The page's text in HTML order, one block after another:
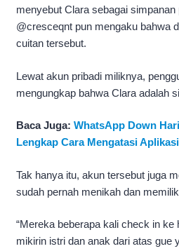
menyebut Clara sebagai simpanan
@cresceqnt pun mengaku bahwa
cuitan tersebut.
Lewat akun pribadi miliknya,
mengungkap bahwa Clara adalah
Baca Juga: WhatsApp Down
Lengkap Cara Mengatasi
Tak hanya itu, akun tersebut juga
sudah pernah menikah dan
“Mereka beberapa kali check in ke
mikirin istri dan anak dari atas gue